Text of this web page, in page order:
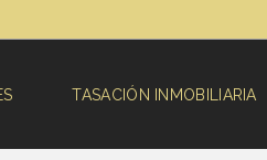
TASACIÓN INMOBILIARIA